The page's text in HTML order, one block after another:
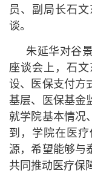
员、副局长石
谈。
朱延华对谷
座谈会上，石
设、医保支付方
基层、医保基金
就学院基本情况
到，学院在医
源，希望能够与
共同推动医疗保